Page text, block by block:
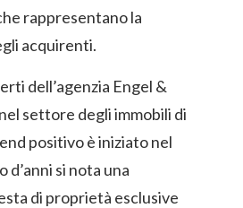
rappresentano la
acquirenti.
dell’agenzia Engel &
settore degli immobili di
positivo è iniziato nel
d’anni si nota una
di proprietà esclusive